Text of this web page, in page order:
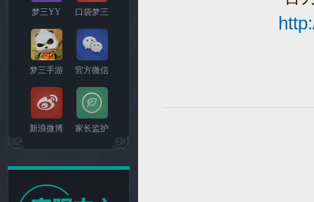
梦三YY 口袋梦三
梦三手游 官方微信
新浪微博 家长监护
http://